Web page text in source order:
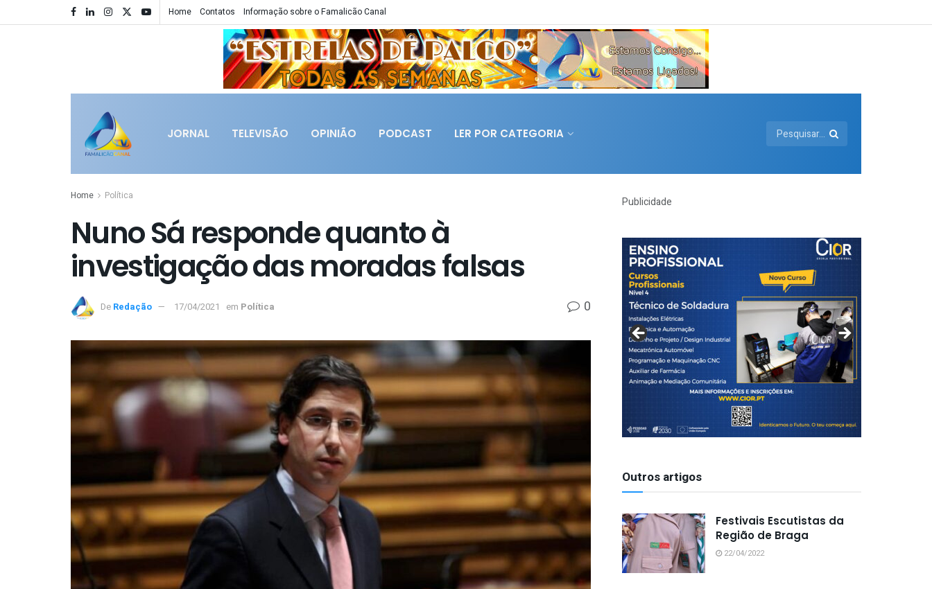
Home Contatos Informação sobre o Famalicão Canal
JORNAL TELEVISÃO OPINIÃO PODCAST LER POR CATEGORIA
Home Política
Nuno Sá responde quanto à
investigação das moradas falsas
De Redação 17/04/2021 em Política 0
Publicidade
Outros artigos
Festivais Escutistas da
Região de Braga
22/04/2022